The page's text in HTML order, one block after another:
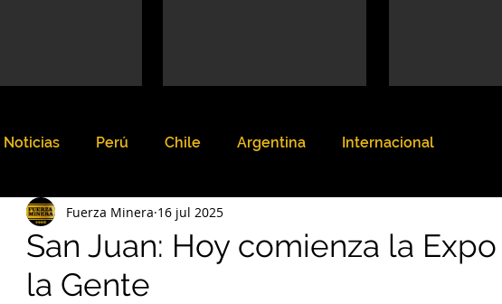
Noticias Perú Chile Argentina Internacional
San Juan: Hoy comienza la
la Gente
Fuerza Minera 16 jul 2025